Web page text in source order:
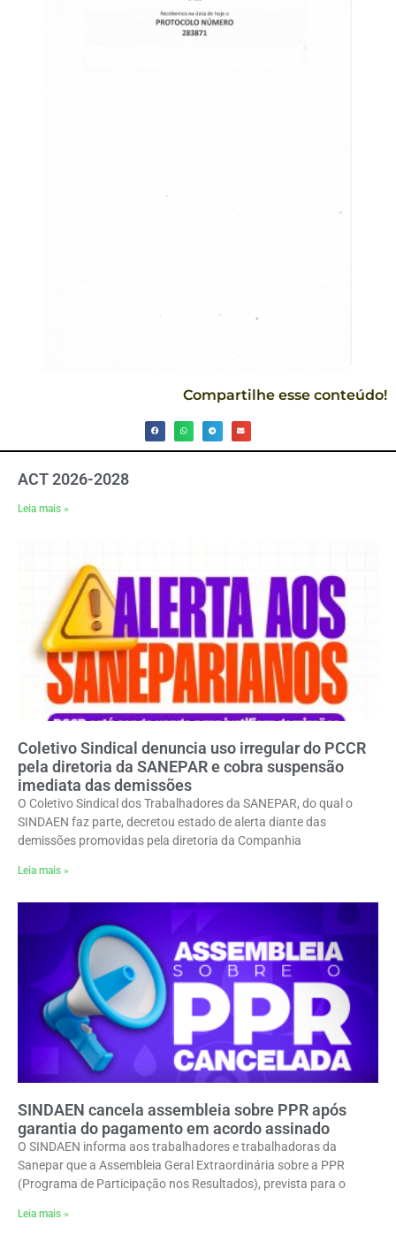
Compartilhe esse conteúdo!
ACT 2026-2028
Leia mais »
Coletivo Sindical denuncia uso irregular do PCCR
pela diretoria da SANEPAR e cobra suspensão
imediata das demissões
O Coletivo Sindical dos Trabalhadores da SANEPAR, do qual o
SINDAEN faz parte, decretou estado de alerta diante das
demissões promovidas pela diretoria da Companhia
Leia mais »
SINDAEN cancela assembleia sobre PPR após
garantia do pagamento em acordo assinado
O SINDAEN informa aos trabalhadores e trabalhadoras da
Sanepar que a Assembleia Geral Extraordinária sobre a PPR
(Programa de Participação nos Resultados), prevista para o
Leia mais »